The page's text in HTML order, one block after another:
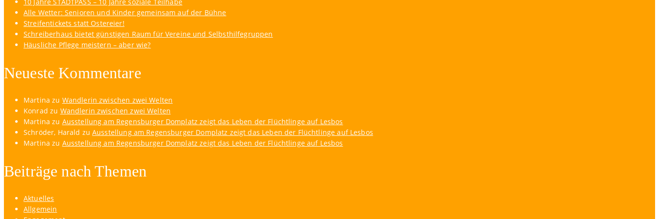
Alle Wetter: Senioren und Kinder gemeinsam auf der Bühne
Streifentickets statt Ostereier!
Schreiberhaus bietet günstigen Raum für Vereine und Selbsthilfegruppen
Häusliche Pflege meistern – aber wie?
Neueste Kommentare
Martina zu Wandlerin zwischen zwei Welten
Konrad zu Wandlerin zwischen zwei Welten
Martina zu Ausstellung am Regensburger Domplatz zeigt das Leben der Flüchtlinge auf Lesbos
Schröder, Harald zuAusstellung am Regensburger Domplatz zeigt das Leben der Flüchtlinge auf Lesbos
Martina zu Ausstellung am Regensburger Domplatz zeigt das Leben der Flüchtlinge auf Lesbos
Beiträge nach Themen
Aktuelles
Allgemein